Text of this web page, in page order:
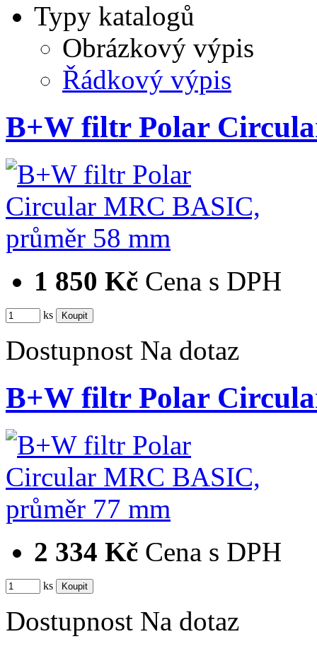
Typy katalogů
Obrázkový výpis
Řádkový výpis
B+W filtr Polar
1 850 Kč Cena s DPH
ks
Dostupnost Na dotaz
B+W filtr Polar
2 334 Kč Cena s DPH
ks
Dostupnost Na dotaz